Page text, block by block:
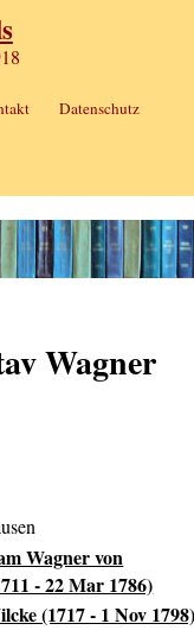
Datenschutz
Wagner
Wagner von
- 22 Mar 1786)
(1717 - 1 Nov